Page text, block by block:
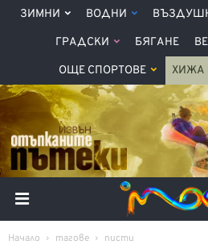
ЗИМНИ ВОДНИ
ГРАДСКИ БЯГАНЕ
ОЩЕ СПОРТОВЕ ХИЖА
Начало тагове писти